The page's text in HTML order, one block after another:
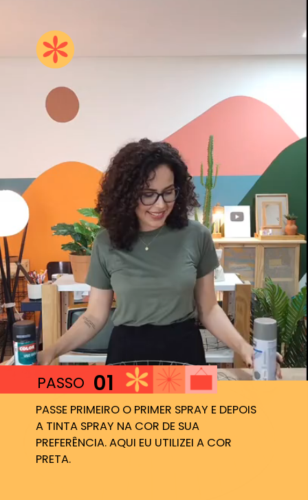
01
PASSE PRIMEIRO O PRIMER SPRAY E DEPOIS
A TINTA SPRAY NA COR DE SUA
PREFERÊNCIA. AQUI EU UTILIZEI A COR
PRETA.
PASSO